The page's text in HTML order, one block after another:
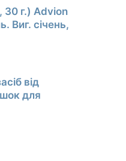
30 г.) Advion
Виг. січень,
від
для